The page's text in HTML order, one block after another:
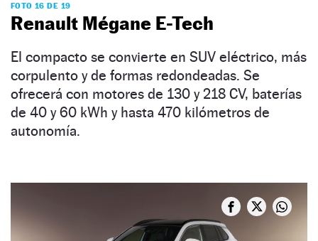
FOTO 16 DE 19
Renault Mégane E-Tech
El compacto se convierte en SUV eléctrico, más
corpulento y de formas redondeadas. Se
ofrecerá con motores de 130 y 218 CV, baterías
de 40 y 60 kWh y hasta 470 kilómetros de
autonomía.